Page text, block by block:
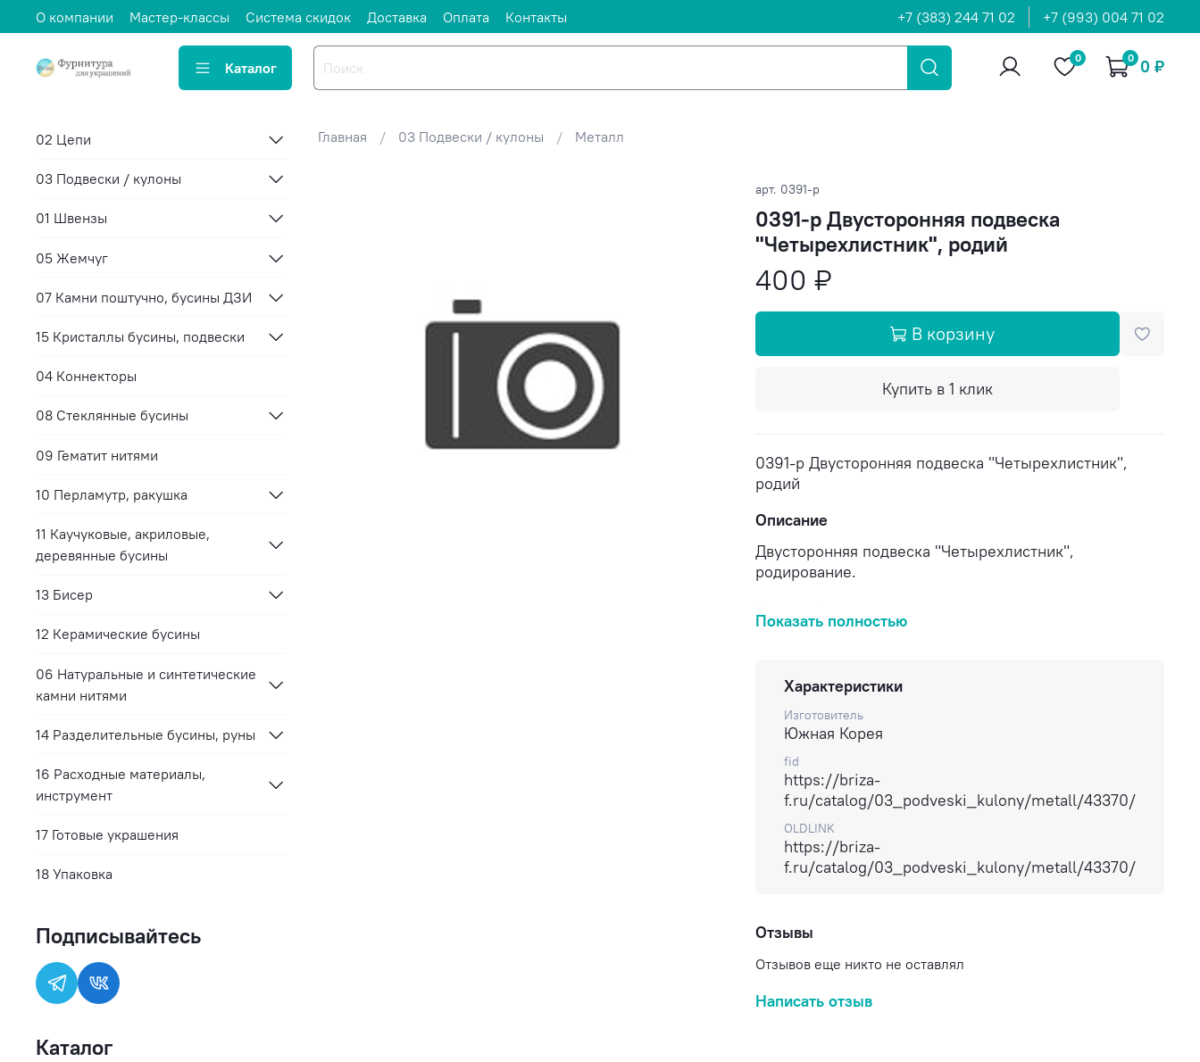
О компании Мастер-классы Система скидок Доставка Оплата Контакты +7 (383) 244 71 02 +7 (993) 004 71 02
Каталог
0 0 0 ₽
Главная 03 Подвески / кулоны Металл
арт. 0391-р
0391-р Двусторонняя подвеска
"Четырехлистник", родий
400 ₽
В корзину
Купить в 1 клик
0391-р Двусторонняя подвеска "Четырехлистник",
родий
Описание
Двусторонняя подвеска "Четырехлистник",
родирование.
Показать полностью
Характеристики
Изготовитель
Южная Корея
fid
https://briza-
f.ru/catalog/03_podveski_kulony/metall/43370/
OLDLINK
https://briza-
f.ru/catalog/03_podveski_kulony/metall/43370/
Отзывы
Отзывов еще никто не оставлял
Написать отзыв
02 Цепи
03 Подвески / кулоны
01 Швензы
05 Жемчуг
07 Камни поштучно, бусины ДЗИ
15 Кристаллы бусины, подвески
04 Коннекторы
08 Стеклянные бусины
09 Гематит нитями
10 Перламутр, ракушка
11 Каучуковые, акриловые,
деревянные бусины
13 Бисер
12 Керамические бусины
06 Натуральные и синтетические
камни нитями
14 Разделительные бусины, руны
16 Расходные материалы,
инструмент
17 Готовые украшения
18 Упаковка
Подписывайтесь
Каталог